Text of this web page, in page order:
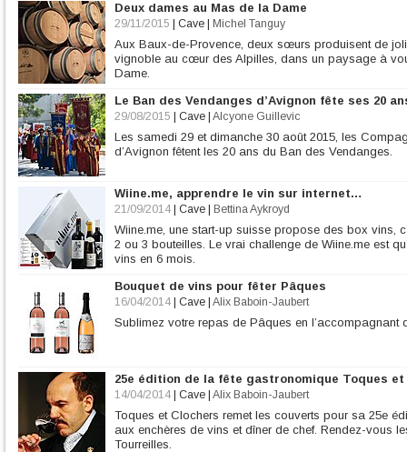
Deux dames au Mas de la Dame
29/11/2015 Cave Michel Tanguy
Aux Baux-de-Provence, deux sœurs produisent de
vignoble au cœur des Alpilles, dans un paysage à
Dame.
Le Ban des Vendanges d’Avignon fête ses 20
29/08/2015 Cave Alcyone Guillevic
Les samedi 29 et dimanche 30 août 2015, les
d’Avignon fêtent les 20 ans du Ban des Vendanges.
Wiine.me, apprendre le vin sur internet…
21/09/2014 Cave Bettina Aykroyd
Wiine.me, une start-up suisse propose des box vins,
2 ou 3 bouteilles. Le vrai challenge de Wiine.me est
vins en 6 mois.
Bouquet de vins pour fêter Pâques
16/04/2014 Cave Alix Baboin-Jaubert
Sublimez votre repas de Pâques en l’accompagnant
25e édition de la fête gastronomique Toques
14/04/2014 Cave Alix Baboin-Jaubert
Toques et Clochers remet les couverts pour sa 25e
aux enchères de vins et dîner de chef. Rendez-vous
Tourreilles.